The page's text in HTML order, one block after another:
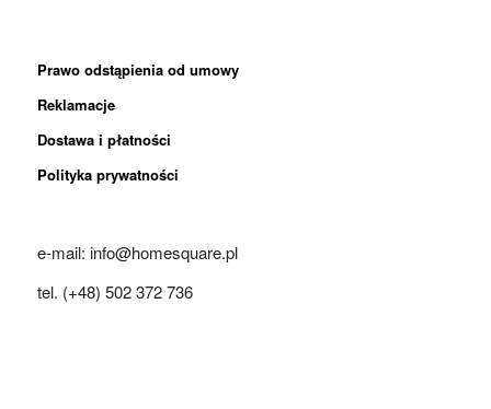
Prawo odstąpienia od umowy
Reklamacje
Dostawa i płatności
Polityka prywatności
e-mail: info@homesquare.pl
tel. (+48) 502 372 736